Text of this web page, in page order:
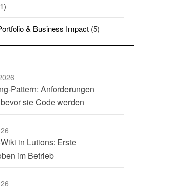
& Business Impact(5)
Pattern: Anforderungen
sie Code werden
in Lutions: Erste
im Betrieb